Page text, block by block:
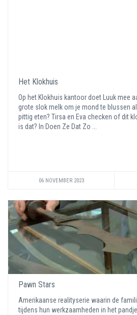
Het Klokhuis
Op het Klokhuis kantoor doet Luuk mee
grote slok melk om je mond te blussen
pittig eten? Tirsa en Eva checken of dit
is dat? In Doen Ze Dat Zo ...
06 NOVEMBER 2023
Pawn Stars
Amerikaanse realityserie waarin de
tijdens hun werkzaamheden in het